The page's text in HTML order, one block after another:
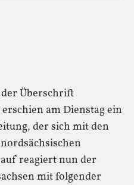
der Überschrift
am Dienstag ein
der sich mit den
reagiert nun der
mit folgender